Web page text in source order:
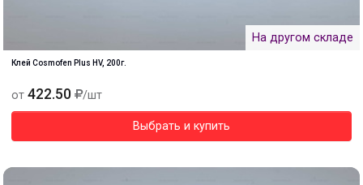
На другом складе
Клей Cosmofen Plus HV, 200г.
от 422.50 /шт
Выбрать и купить